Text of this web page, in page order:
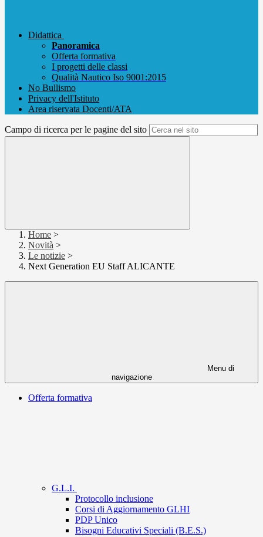
Didattica
Panoramica
Offerta formativa
I progetti delle classi
Qualità Nautico Iso 9001:2015
No Bullismo
Privacy dell'Istituto
Area riservata Docenti/ATA
Campo di ricerca per le pagine del sito
Home >
Novità >
Le notizie >
Next Generation EU Staff ALICANTE
Menu di
navigazione
Offerta formativa
G.L.I.
Protocollo inclusione
Corsi di Aggiornamento GLHI
PDP Unico
Bisogni Educativi Speciali (B.E.S.)